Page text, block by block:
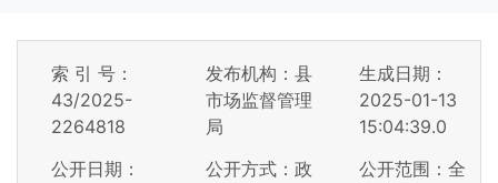
索 引 号：
43/2025-
2264818
发布机构：县
市场监督管理
局
生成日期：
2025-01-13
15:04:39.0
公开日期：
公开方式：政
公开范围：全